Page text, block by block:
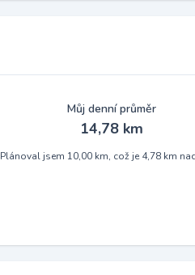
Můj denní průměr
14,78 km
Plánoval jsem 10,00 km, což je 4,78 km